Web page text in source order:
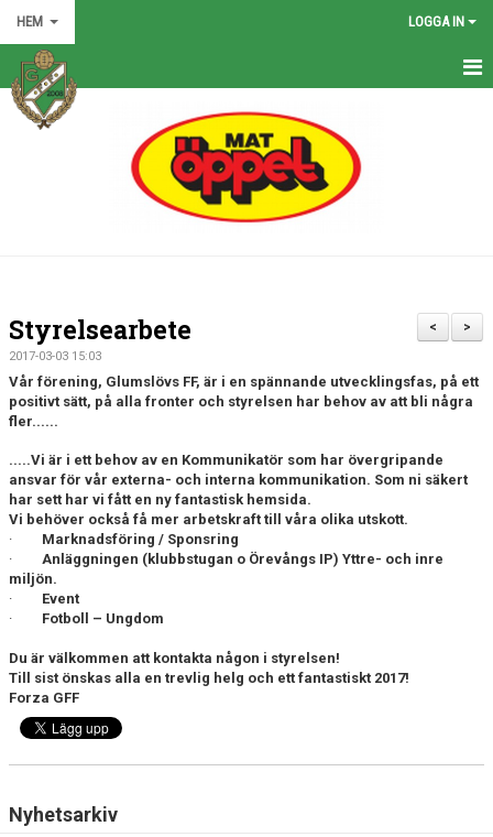
HEM LOGGA IN
HEM
KALENDER
BILDGALLERI
VÅRA LAG
BLI MEDLEM
KLÄDKOLLEKTION
>
<
Styrelsearbete
2017-03-03 15:03
Vår förening, Glumslövs FF, är i en spännande utvecklingsfas, på ett
positivt sätt, på alla fronter och styrelsen har behov av att bli några
fler......
.....Vi är i ett behov av en Kommunikatör som har övergripande
ansvar för vår externa- och interna kommunikation. Som ni säkert
har sett har vi fått en ny fantastisk hemsida.
Vi behöver också få mer arbetskraft till våra olika utskott.
· Marknadsföring / Sponsring
· Anläggningen (klubbstugan o Örevångs IP) Yttre- och inre
miljön.
· Event
· Fotboll – Ungdom
Du är välkommen att kontakta någon i styrelsen!
Till sist önskas alla en trevlig helg och ett fantastiskt 2017!
Forza GFF
Nyhetsarkiv